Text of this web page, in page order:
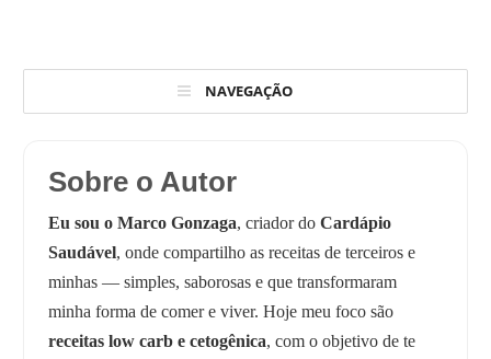
NAVEGAÇÃO
Sobre o Autor
Eu sou o Marco Gonzaga, criador doCardápio
Saudável, onde compartilho as receitas de terceiros e
minhas — simples, saborosas e que transformaram
minha forma de comer e viver. Hoje meu foco são
receitas low carb e cetogênica, com o objetivo de te